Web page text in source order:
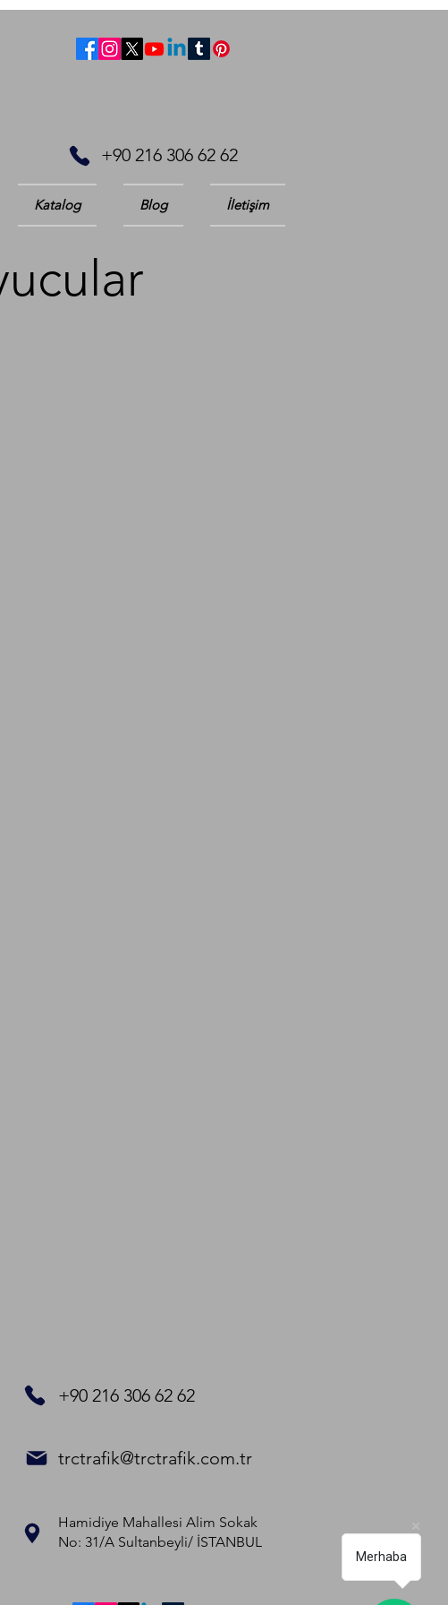
+90 216 306 62 62
Katalog Blog İletişim
+90 216 306 62 62
trctrafik@trctrafik.com.tr
Hamidiye Mahallesi Alim Sokak
No: 31/A Sultanbeyli/ İSTANBUL​
Merhaba